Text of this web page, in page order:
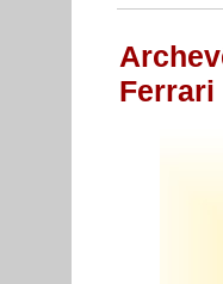
Ferrari